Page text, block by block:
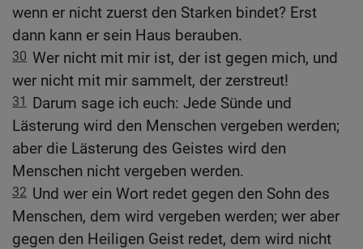
wenn er nicht zuerst den Starken bindet? Erst
dann kann er sein Haus berauben.
30 Wer nicht mit mir ist, der ist gegen mich, und
wer nicht mit mir sammelt, der zerstreut!
31 Darum sage ich euch: Jede Sünde und
Lästerung wird den Menschen vergeben werden;
aber die Lästerung des Geistes wird den
Menschen nicht vergeben werden.
32 Und wer ein Wort redet gegen den Sohn des
Menschen, dem wird vergeben werden; wer aber
gegen den Heiligen Geist redet, dem wird nicht